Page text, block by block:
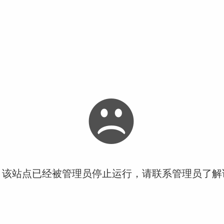
站点已经被管理员停止运行，请联系管理员了